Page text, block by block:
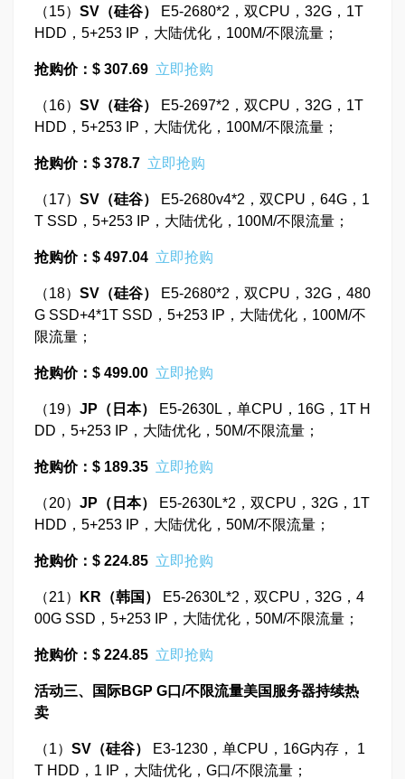
（15） SV （硅谷）
E5-2680*2，双CPU，32G，1T
HDD，5+253 IP，大陆优化，100M/不限流量；
抢购价：$ 307.69 立即抢购
（16） SV （硅谷）
E5-2697*2，双CPU，32G，1T
HDD，5+253 IP，大陆优化，100M/不限流量；
抢购价：$ 378.7 立即抢购
（17） SV （硅谷）
E5-2680v4*2，双CPU，64G，1
T SSD，5+253 IP，大陆优化，100M/不限流量；
抢购价：$ 497.04 立即抢购
（18） SV （硅谷）
E5-2680*2，双CPU，32G，480
G SSD+4*1T SSD，5+253 IP，大陆优化，100M/不
限流量；
抢购价：$ 499.00 立即抢购
（19） JP （日本）
E5-2630L，单CPU，16G，1T H
DD，5+253 IP，大陆优化，50M/不限流量；
抢购价：$ 189.35 立即抢购
（20） JP （日本）
E5-2630L*2，双CPU，32G，1T
HDD，5+253 IP，大陆优化，50M/不限流量；
抢购价：$ 224.85 立即抢购
（21） KR （韩国）
E5-2630L*2，双CPU，32G，4
00G SSD，5+253 IP，大陆优化，50M/不限流量；
抢购价：$ 224.85 立即抢购
活动三、国际BGP G口/不限流量美国服务器持续热
卖
（1） SV （硅谷）
E3-1230，单CPU，16G内存， 1
T HDD，1 IP，大陆优化，G口/不限流量；